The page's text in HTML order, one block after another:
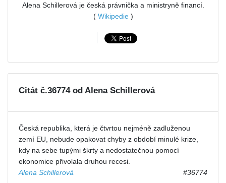
Alena Schillerová je česká právnička a ministryně financí.
( Wikipedie)
Citát č.36774 od Alena Schillerová
Česká republika, která je čtvrtou nejméně zadluženou
zemí EU, nebude opakovat chyby z období minulé krize,
kdy na sebe tupými škrty a nedostatečnou pomocí
ekonomice přivolala druhou recesi.
Alena Schillerová
#36774